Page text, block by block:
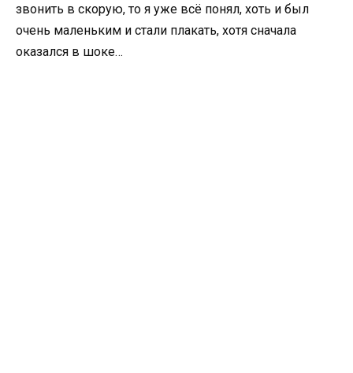
звонить в скорую, то я уже всё понял, хоть и был
очень маленьким и стали плакать, хотя сначала
оказался в шоке…